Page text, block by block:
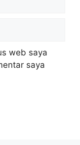
web saya
saya